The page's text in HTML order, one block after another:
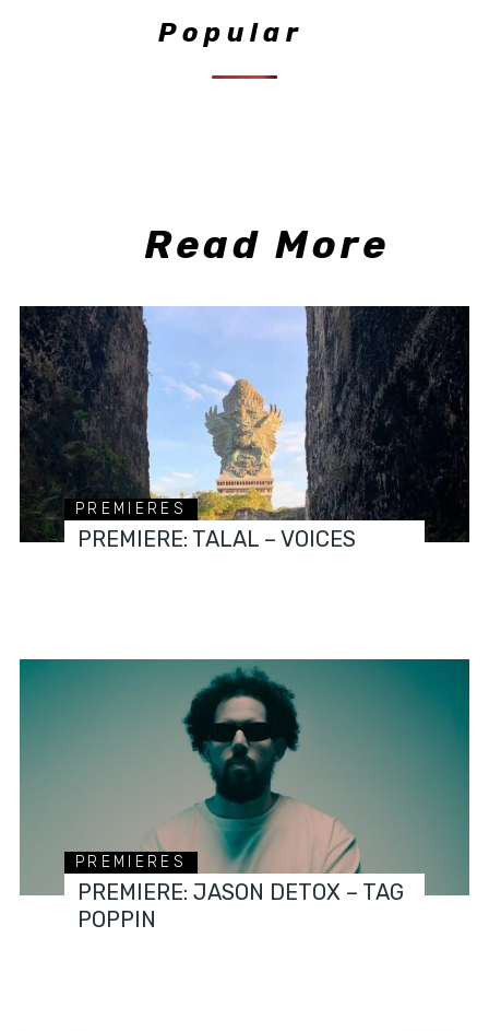
Popular
Read More
PREMIERES
PREMIERE: TALAL – VOICES
PREMIERES
PREMIERE: JASON DETOX – TAG
POPPIN